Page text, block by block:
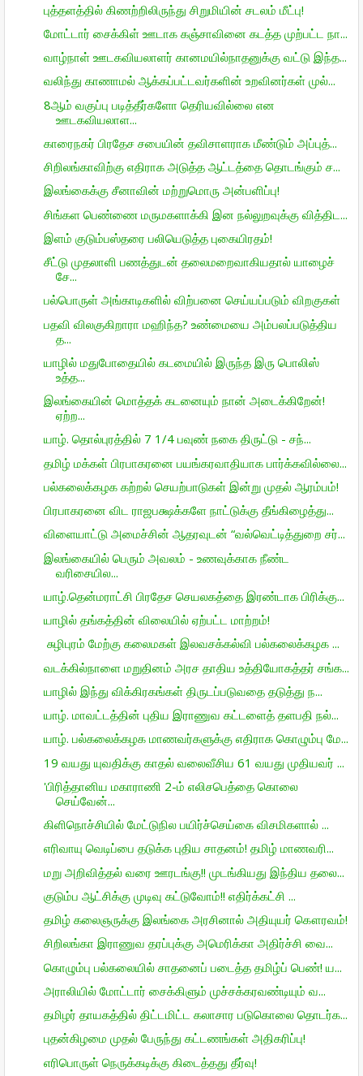
புத்தளத்தில் கிணற்றிலிருந்து சிறுமியின் சடலம் மீட்பு!
மோட்டார் சைக்கிள் ஊடாக கஞ்சாவினை கடத்த முற்பட்ட நா...
வாழ்நாள் ஊடகவியலாளர் கானமயில்நாதனுக்கு வட்டு இந்த...
வலிந்து காணாமல் ஆக்கப்பட்டவர்களின் உறவினர்கள் முல்...
8ஆம் வகுப்பு படித்தீர்களோ தெரியவில்லை என
ஊடகவியலாள...
காரைநகர் பிரதேச சபையின் தவிசாளராக மீண்டும் அப்புத்...
சிறிலங்காவிற்கு எதிராக அடுத்த ஆட்டத்தை தொடங்கும் ச...
இலங்கைக்கு சீனாவின் மற்றுமொரு அன்பளிப்பு!
சிங்கள பெண்ணை மருமகளாக்கி இன நல்லுறவுக்கு வித்திட...
இளம் குடும்பஸ்தரை பலியெடுத்த புகையிரதம்!
சீட்டு முதலாளி பணத்துடன் தலைமறைவாகியதால் யாழைச்
சே...
பல்பொருள் அங்காடிகளில் விற்பனை செய்யப்படும் விறகுகள்
பதவி விலகுகிறாரா மஹிந்த? உண்மையை அம்பலப்படுத்திய
த...
யாழில் மதுபோதையில் கடமையில் இருந்த இரு பொலிஸ்
உத்த...
இலங்கையின் மொத்தக் கடனையும் நான் அடைக்கிறேன்!
ஏற்ற...
யாழ். தொல்புரத்தில் 7 1/4 பவுண் நகை திருட்டு - சந்...
தமிழ் மக்கள் பிரபாகரனை பயங்கரவாதியாக பார்க்கவில்லை...
பல்கலைக்கழக கற்றல் செயற்பாடுகள் இன்று முதல் ஆரம்பம்!
பிரபாகரனை விட ராஜபக்ஷக்களே நாட்டுக்கு தீங்கிழைத்து...
விளையாட்டு அமைச்சின் ஆதரவுடன் “வல்வெட்டித்துறை சர்...
இலங்கையில் பெரும் அவலம் - உணவுக்காக நீண்ட
வரிசையில...
யாழ்.தென்மராட்சி பிரதேச செயலகத்தை இரண்டாக பிரிக்கு...
யாழில் தங்கத்தின் விலையில் ஏற்பட்ட மாற்றம்!
சுழிபுரம் மேற்கு கலைமகள் இலவசக்கல்வி பல்கலைக்கழக ...
வடக்கில்நாளை மறுதினம் அரச தாதிய உத்தியோகத்தர் சங்க...
யாழில் இந்து விக்கிரகங்கள் திருடப்படுவதை தடுத்து ந...
யாழ். மாவட்டத்தின் புதிய இராணுவ கட்டளைத் தளபதி நல்...
யாழ். பல்கலைக்கழக மாணவர்களுக்கு எதிராக கொழும்பு மே...
19 வயது யுவதிக்கு காதல் வலைவீசிய 61 வயது முதியவர் ...
'பிரித்தானிய மகாராணி 2-ம் எலிசபெத்தை கொலை
செய்வேன்...
கிளிநொச்சியில் மேட்டுநில பயிர்ச்செய்கை விசமிகளால் ...
எரிவாயு வெடிப்பை தடுக்க புதிய சாதனம்! தமிழ் மாணவரி...
மறு அறிவித்தல் வரை ஊரடங்கு!! முடங்கியது இந்திய தலை...
குடும்ப ஆட்சிக்கு முடிவு கட்டுவோம்!! எதிர்க்கட்சி ...
தமிழ் கலைஞருக்கு இலங்கை அரசினால் அதியுயர் கௌரவம்!
சிறிலங்கா இராணுவ தரப்புக்கு அமெரிக்கா அதிர்ச்சி வை...
கொழும்பு பல்கலையில் சாதனைப் படைத்த தமிழ்ப் பெண்! ய...
அராலியில் மோட்டார் சைக்கிளும் முச்சக்கரவண்டியும் வ...
தமிழர் தாயகத்தில் திட்டமிட்ட கலாசார படுகொலை தொடர்க...
புதன்கிழமை முதல் பேருந்து கட்டணங்கள் அதிகரிப்பு!
எரிபொருள் நெருக்கடிக்கு கிடைத்தது தீர்வு!